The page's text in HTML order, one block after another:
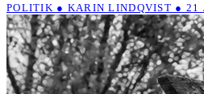
POLITIK ● KARIN LINDQVIST ● 21